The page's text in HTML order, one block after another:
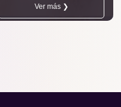
Ver más ❯